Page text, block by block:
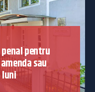
pentru
sau
luni